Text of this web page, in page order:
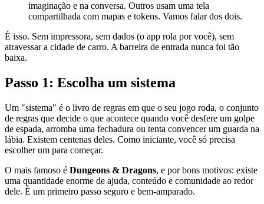
imaginação e na conversa. Outros usam uma tela
compartilhada com mapas e tokens. Vamos falar dos dois.
É isso. Sem impressora, sem dados (o app rola por você), sem
atravessar a cidade de carro. A barreira de entrada nunca foi tão
baixa.
Passo 1: Escolha um sistema
Um "sistema" é o livro de regras em que o seu jogo roda, o conjunto
de regras que decide o que acontece quando você desfere um golpe
de espada, arromba uma fechadura ou tenta convencer um guarda na
lábia. Existem centenas deles. Como iniciante, você só precisa
escolher um para começar.
O mais famoso é Dungeons & Dragons, e por bons motivos: existe
uma quantidade enorme de ajuda, conteúdo e comunidade ao redor
dele. É um primeiro passo seguro e bem-amparado.